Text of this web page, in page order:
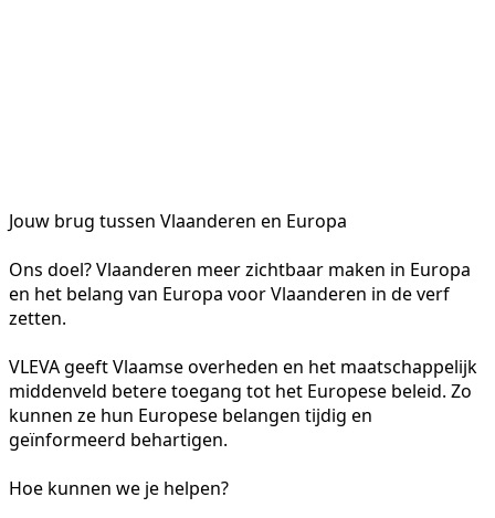
Jouw brug tussen Vlaanderen en Europa
Ons doel? Vlaanderen meer zichtbaar maken in Europa
en het belang van Europa voor Vlaanderen in de verf
zetten.
VLEVA geeft Vlaamse overheden en het maatschappelijk
middenveld betere toegang tot het Europese beleid. Zo
kunnen ze hun Europese belangen tijdig en
geïnformeerd behartigen.
Hoe kunnen we je helpen?